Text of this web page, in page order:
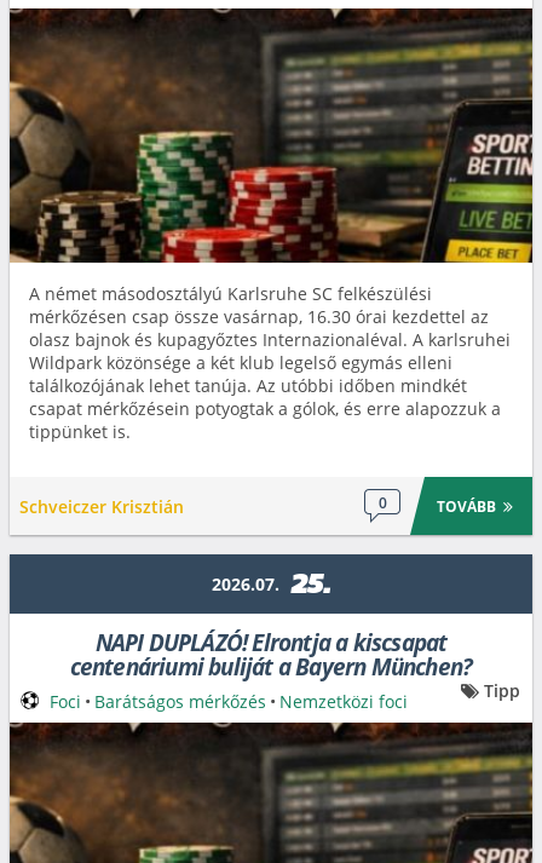
A német másodosztályú Karlsruhe SC felkészülési
mérkőzésen csap össze vasárnap, 16.30 órai kezdettel az
olasz bajnok és kupagyőztes Internazionaléval. A karlsruhei
Wildpark közönsége a két klub legelső egymás elleni
találkozójának lehet tanúja. Az utóbbi időben mindkét
csapat mérkőzésein potyogtak a gólok, és erre alapozzuk a
tippünket is.
Schveiczer Krisztián 0 TOVÁBB
2026.07. 25.
NAPI DUPLÁZÓ! Elrontja a kiscsapat
centenáriumi buliját a Bayern München?
Foci • Barátságos mérkőzés • Nemzetközi foci Tipp